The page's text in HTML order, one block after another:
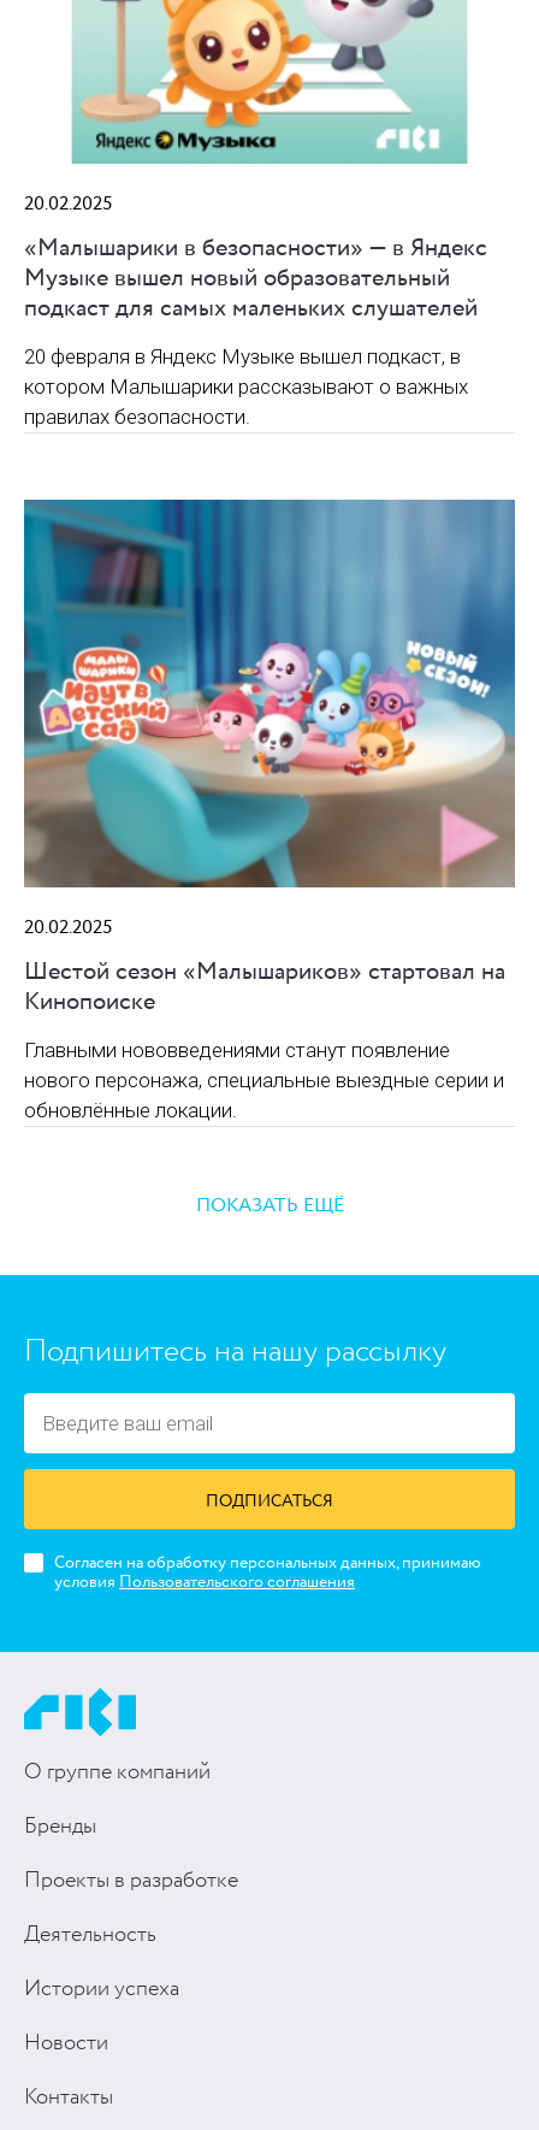
20.02.2025
«Малышарики в безопасности» — в Яндекс
Музыке вышел новый образовательный
подкаст для самых маленьких слушателей
20 февраля в Яндекс Музыке вышел подкаст, в
котором Малышарики рассказывают о важных
правилах безопасности.
20.02.2025
Шестой сезон «Малышариков» стартовал на
Кинопоиске
Главными нововведениями станут появление
нового персонажа, специальные выездные серии и
обновлённые локации.
ПОКАЗАТЬ ЕЩЁ
https://www.high-endrolex.com/45
Подпишитесь на нашу рассылку
ПОДПИСАТЬСЯ
Согласен на обработку персональных данных, принимаю
условия Пользовательского соглашения
О группе компаний
Бренды
Проекты в разработке
Деятельность
Истории успеха
Новости
Контакты